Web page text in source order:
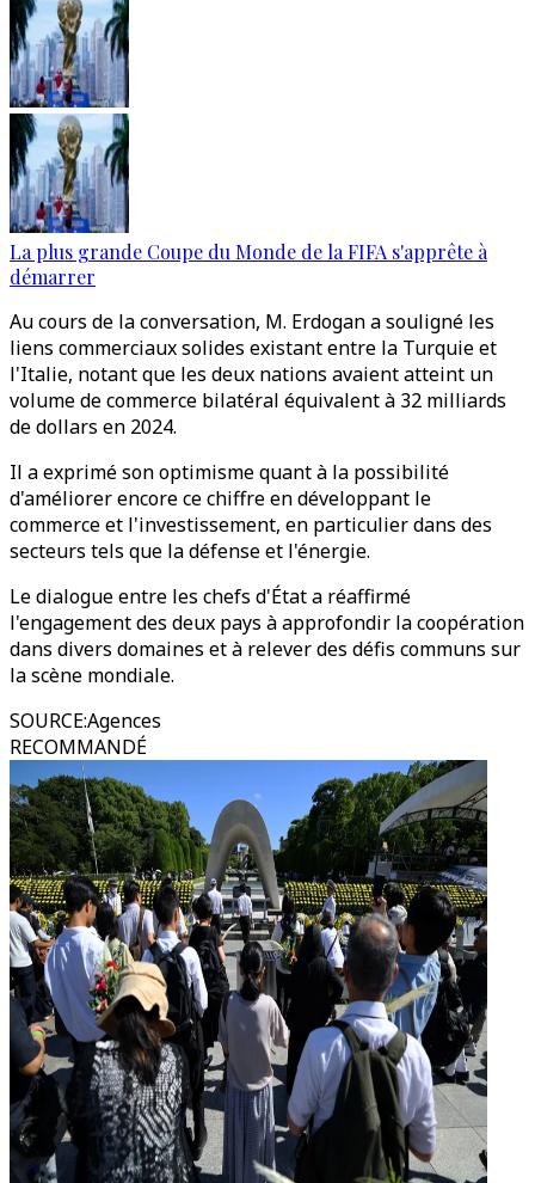
La plus grande Coupe du Monde de la FIFA s'apprête à
démarrer
Au cours de la conversation, M. Erdogan a souligné les
liens commerciaux solides existant entre la Turquie et
l'Italie, notant que les deux nations avaient atteint un
volume de commerce bilatéral équivalent à 32 milliards
de dollars en 2024.
Il a exprimé son optimisme quant à la possibilité
d'améliorer encore ce chiffre en développant le
commerce et l'investissement, en particulier dans des
secteurs tels que la défense et l'énergie.
Le dialogue entre les chefs d'État a réaffirmé
l'engagement des deux pays à approfondir la coopération
dans divers domaines et à relever des défis communs sur
la scène mondiale.
SOURCE:Agences
RECOMMANDÉ